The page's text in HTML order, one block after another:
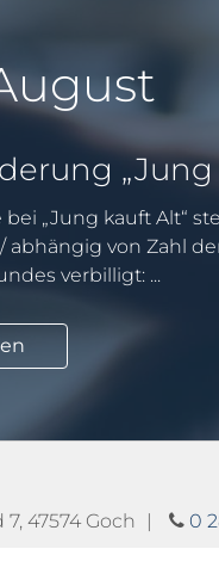
„Jung kauft Alt“
abhängig von Zahl
verbilligt: ...
47574 Goch 0